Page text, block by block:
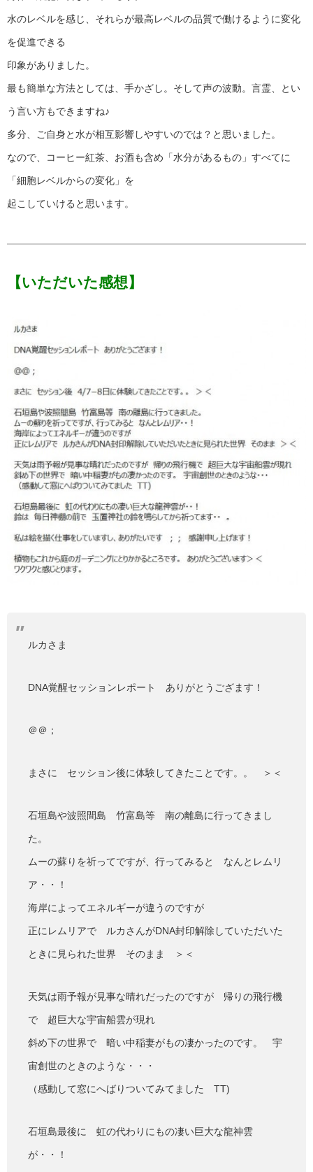
水のレベルを感じ、それらが最高レベルの品質で働けるように変化
を促進できる
印象がありました。
最も簡単な方法としては、手かざし。そして声の波動。言霊、とい
う言い方もできますね♪
多分、ご自身と水が相互影響しやすいのでは？と思いました。
なので、コーヒー紅茶、お酒も含め「水分があるもの」すべてに
「細胞レベルからの変化」を
起こしていけると思います。
【いただいた感想】
ルカさま
DNA覚醒セッションレポート ありがとうござます！
＠＠；
まさに セッション後に体験してきたことです。。 ＞＜
石垣島や波照間島 竹富島等 南の離島に行ってきまし
た。
ムーの蘇りを祈ってですが、行ってみると なんとレムリ
ア・・！
海岸によってエネルギーが違うのですが
正にレムリアで ルカさんがDNA封印解除していただいた
ときに見られた世界 そのまま ＞＜
天気は雨予報が見事な晴れだったのですが 帰りの飛行機
で 超巨大な宇宙船雲が現れ
斜め下の世界で 暗い中稲妻がもの凄かったのです。 宇
宙創世のときのような・・・
（感動して窓にへばりついてみてました TT)
石垣島最後に 虹の代わりにもの凄い巨大な龍神雲
が・・！